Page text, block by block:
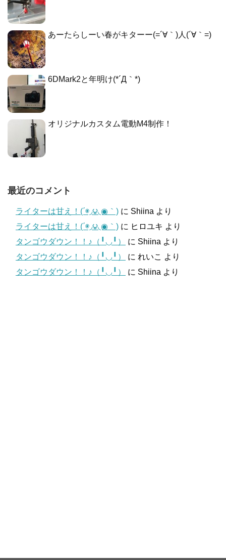
あーたらしーい春がキターー(=´∀｀)人(´∀｀=)
6DMark2と年明け(*´Д｀*)
オリジナルカスタム電動M4制作！
最近のコメント
ライターは甘え！(΄◉◞౪◟◉｀) に Shiina より
ライターは甘え！(΄◉◞౪◟◉｀) に ヒロユキ より
タンゴウダウン！！♪（╹◡╹）
に Shiina より
タンゴウダウン！！♪（╹◡╹）
に れいこ より
タンゴウダウン！！♪（╹◡╹）
に Shiina より